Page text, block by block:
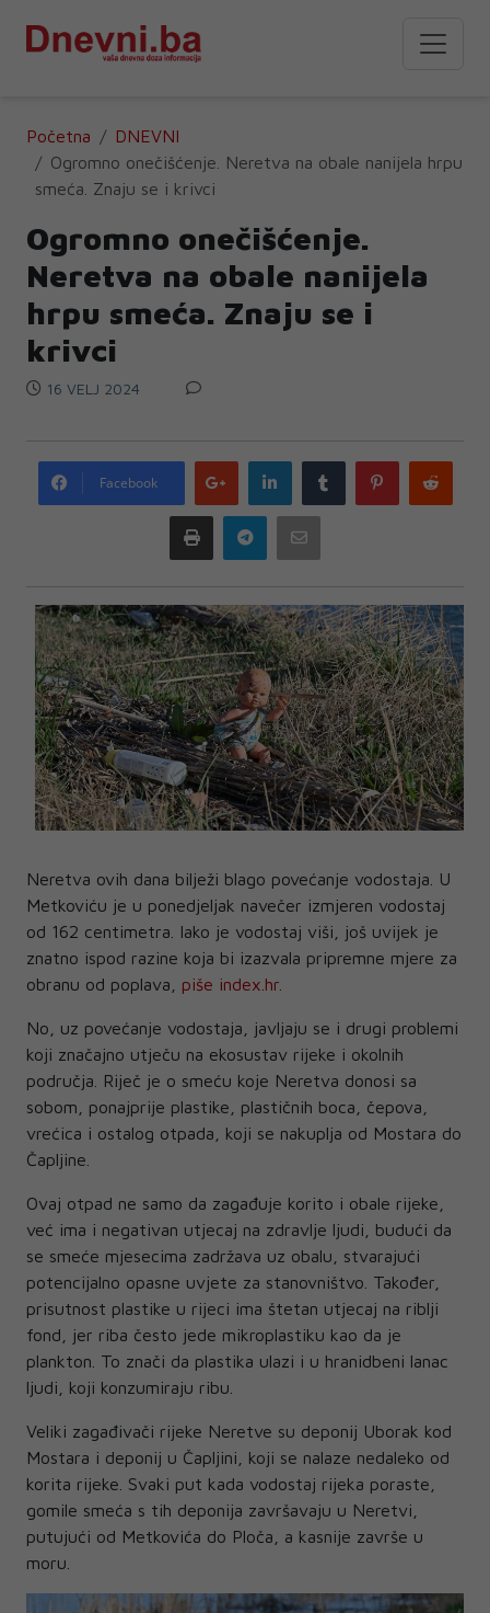
Početna
DNEVNI
Ogromno onečišćenje. Neretva na obale nanijela hrpu
smeća. Znaju se i krivci
Ogromno onečišćenje.
Neretva na obale nanijela
hrpu smeća. Znaju se i
krivci
16 VELJ 2024
Facebook
Google
plus
LinkedIn Tumblr Pinterest
Print Telegram
Neretva ovih dana bilježi blago povećanje vodostaja. U
Metkoviću je u ponedjeljak navečer izmjeren vodostaj
od 162 centimetra. Iako je vodostaj viši, još uvijek je
znatno ispod razine koja bi izazvala pripremne mjere za
obranu od poplava, piše index.hr.
No, uz povećanje vodostaja, javljaju se i drugi problemi
koji značajno utječu na ekosustav rijeke i okolnih
područja. Riječ je o smeću koje Neretva donosi sa
sobom, ponajprije plastike, plastičnih boca, čepova,
vrećica i ostalog otpada, koji se nakuplja od Mostara do
Čapljine.
Ovaj otpad ne samo da zagađuje korito i obale rijeke,
već ima i negativan utjecaj na zdravlje ljudi, budući da
se smeće mjesecima zadržava uz obalu, stvarajući
potencijalno opasne uvjete za stanovništvo. Također,
prisutnost plastike u rijeci ima štetan utjecaj na riblji
fond, jer riba često jede mikroplastiku kao da je
plankton. To znači da plastika ulazi i u hranidbeni lanac
ljudi, koji konzumiraju ribu.
Veliki zagađivači rijeke Neretve su deponij Uborak kod
Mostara i deponij u Čapljini, koji se nalaze nedaleko od
korita rijeke. Svaki put kada vodostaj rijeka poraste,
gomile smeća s tih deponija završavaju u Neretvi,
putujući od Metkovića do Ploča, a kasnije završe u
moru.